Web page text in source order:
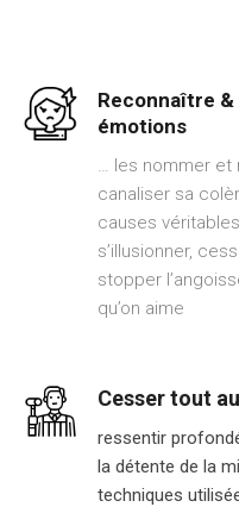
Reconnaître
émotions
… les nommer et
canaliser sa
causes
s’illusionner,
stopper
qu’on aime
Cesser tout
ressentir
la détente de la
techniques